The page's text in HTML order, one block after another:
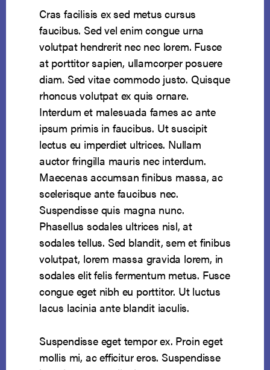
Cras facilisis ex sed metus cursus
faucibus. Sed vel enim congue urna
volutpat hendrerit nec nec lorem. Fusce
at porttitor sapien, ullamcorper posuere
diam. Sed vitae commodo justo. Quisque
rhoncus volutpat ex quis ornare.
Interdum et malesuada fames ac ante
ipsum primis in faucibus. Ut suscipit
lectus eu imperdiet ultrices. Nullam
auctor fringilla mauris nec interdum.
Maecenas accumsan finibus massa, ac
scelerisque ante faucibus nec.
Suspendisse quis magna nunc.
Phasellus sodales ultrices nisl, at
sodales tellus. Sed blandit, sem et finibus
volutpat, lorem massa gravida lorem, in
sodales elit felis fermentum metus. Fusce
congue eget nibh eu porttitor. Ut luctus
lacus lacinia ante blandit iaculis.
Suspendisse eget tempor ex. Proin eget
mollis mi, ac efficitur eros. Suspendisse